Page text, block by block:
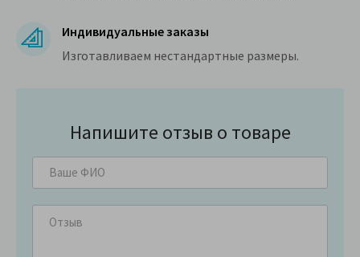
Индивидуальные заказы
Изготавливаем нестандартные размеры.
Напишите отзыв о товаре